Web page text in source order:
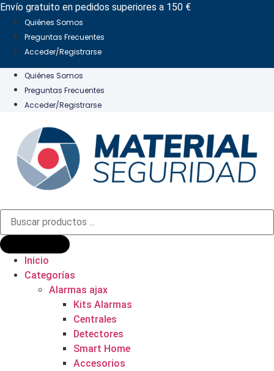
Ir
contenido
Envío gratuito en pedidos superiores a 150 €
Quiénes Somos
Preguntas Frecuentes
Acceder/Registrarse
Quiénes Somos
Preguntas Frecuentes
Acceder/Registrarse
Búsqueda
productos
Inicio
Categorías
Alarmas ajax
Kits Alarmas
Centrales
Detectores
Smart Home
Accesorios